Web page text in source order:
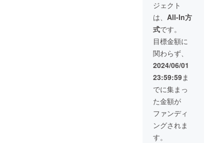
に寄り添っ
たサポート
を行ってい
ます。
そして何よ
り大切にし
ているの
は、「地域
に根ざした
活動」で
す。
長崎の皆さ
ませ
ん。効
果には
個人差
がござ
います
ことを
あらか
じめご
了承く
ださ
い。 そ
のため
健康保
険等、
保険は
時間程
度、質
疑応答
含め気
軽に
トーク
してい
きま
す。 今
後店舗
開設を
検討さ
れてい
る方や
興味が
ある方
ジェクト
は、 All-In方
式です。
目標金額に
関わらず、
2024/06/01
23:59:59ま
でに集まっ
た金額が
ファンディ
ングされま
す。